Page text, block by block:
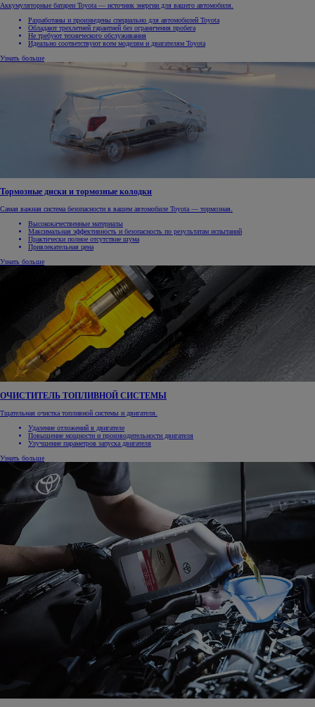
Аккумуляторные батареи Toyota — источник энергии для вашего автомобиля.
Разработаны и произведены специально для автомобилей Toyota
Обладают трехлетней гарантией без ограничения пробега
Не требуют технического обслуживания
Идеально соответствуют всем моделям и двигателям Toyota
Узнать больше
Тормозные диски и тормозные колодки
Самая важная система безопасности в вашем автомобиле Toyota — тормозная.
Высококачественные материалы
Максимальная эффективность и безопасность по результатам испытаний
Практически полное отсутствие шума
Привлекательная цена
Узнать больше
ОЧИСТИТЕЛЬ ТОПЛИВНОЙ СИСТЕМЫ
Тщательная очистка топливной системы и двигателя.
Удаление отложений в двигателе
Повышение мощности и производительности двигателя
Улучшение параметров запуска двигателя
Узнать больше